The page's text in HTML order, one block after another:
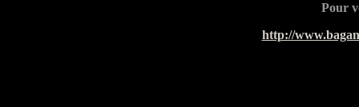
Pour
http://